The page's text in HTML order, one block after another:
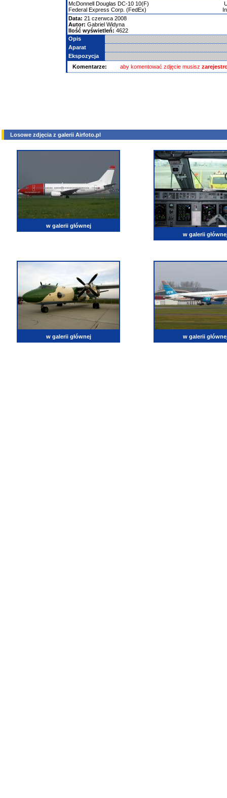
McDonnell Douglas DC-10 10(F)
Federal Express Corp. (FedEx)
Data: 21 czerwca 2008
Autor: Gabriel Widyna
Ilość wyświetleń: 4622
Opis
Aparat
Ekspozycja
Komentarze:
aby komentować zdjęcie musisz
Losowe zdjęcia z galerii Airfoto.pl
w galerii głównej
w galerii
w galerii głównej w galerii